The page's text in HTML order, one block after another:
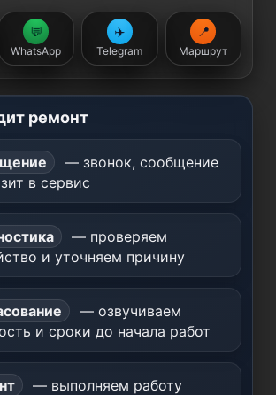
💬
WhatsApp
✈️
Telegram
📍
Маршрут
ремонт
— звонок, сообщение
в сервис
— проверяем
и уточняем причину
— озвучиваем
и сроки до начала работ
— выполняем работу